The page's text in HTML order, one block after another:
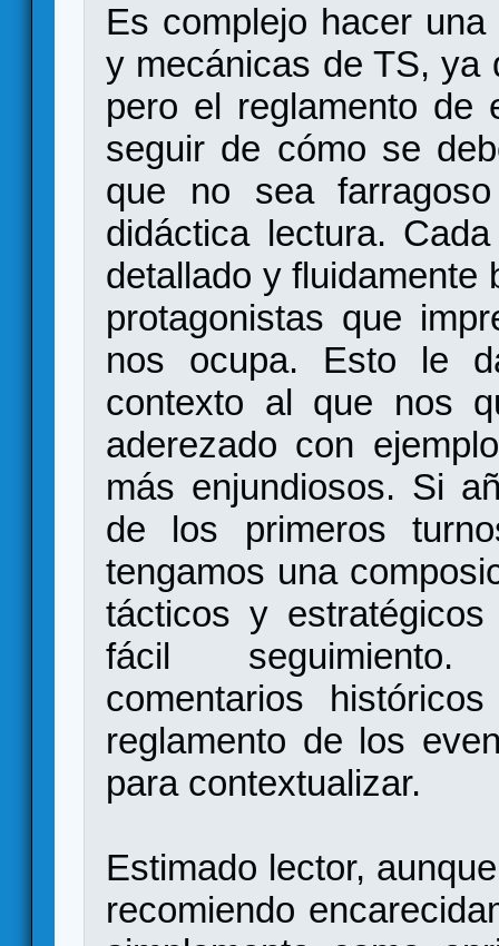
Es complejo hacer
y mecánicas de TS, ya
pero el reglamento
seguir de cómo se
que no sea
didáctica lectura.
detallado y fluidamente
protagonistas que
nos ocupa. Esto le
contexto al que nos
aderezado con
más enjundiosos. Si
de los primeros
tengamos una
tácticos y
fácil seguimiento.
comentarios
reglamento de los
para contextualizar.
Estimado lector,
recomiendo